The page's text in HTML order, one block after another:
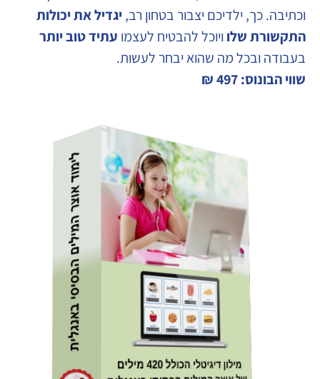
וכתיבה. כך, ילדיכם יצבור בטחון רב, יגדיל את יכולות
התקשורת שלו ויוכל להבטיח לעצמו עתיד טוב יותר
בעבודה ובכל מה שהוא יבחר לעשות.
שווי הבונוס: 497 ₪